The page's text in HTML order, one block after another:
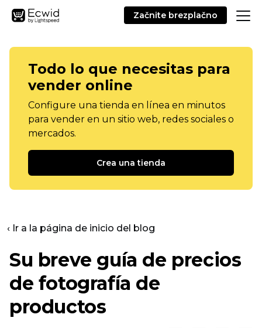
Začnite brezplačno
Todo lo que necesitas para
vender online
Configure una tienda en línea en minutos
para vender en un sitio web, redes sociales o
mercados.
Crea una tienda
‹ Ir a la página de inicio del blog
Su breve guía de precios
de fotografía de
productos